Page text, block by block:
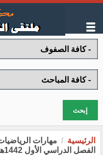
إبحث
الرئيسية
مهارات
الفصل الدراسي الأول 1442هـ